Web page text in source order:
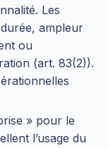
Les
ampleur
ou
(art. 83(2)).
» pour le
l’usage du